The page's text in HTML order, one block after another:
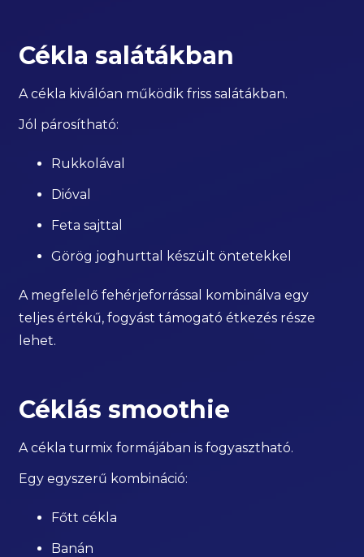
Cékla salátákban
A cékla kiválóan működik friss salátákban.
Jól párosítható:
Rukkolával
Dióval
Feta sajttal
Görög joghurttal készült öntetekkel
A megfelelő fehérjeforrással kombinálva egy
teljes értékű, fogyást támogató étkezés része
lehet.
Céklás smoothie
A cékla turmix formájában is fogyasztható.
Egy egyszerű kombináció:
Főtt cékla
Banán